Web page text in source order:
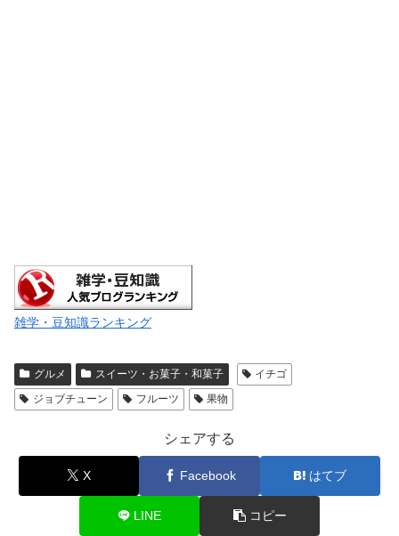
雑学・豆知識ランキング
グルメ スイーツ・お菓子・和菓子
イチゴ
ジョブチューン
フルーツ 果物
シェアする
X Facebook はてブ
LINE コピー